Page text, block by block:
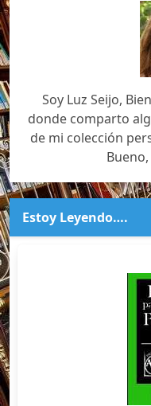
Soy Luz Seijo,
donde comparto
de mi colección
Estoy Leyendo….